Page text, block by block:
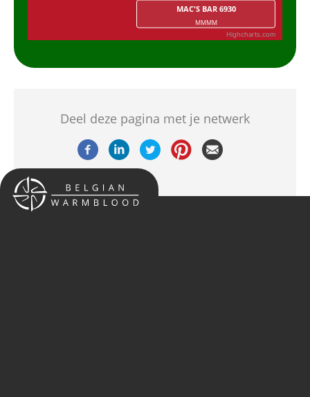
MAC'S BAR 6930
MMMM
Highcharts.com
Deel deze pagina met je netwerk